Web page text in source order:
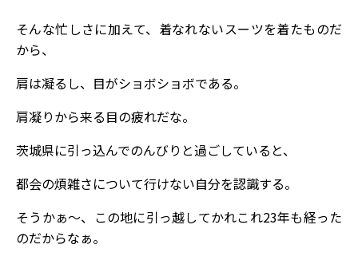
そんな忙しさに加えて、着なれないスーツを着たものだ
から、
肩は凝るし、目がショボショボである。
肩凝りから来る目の疲れだな。
茨城県に引っ込んでのんびりと過ごしていると、
都会の煩雑さについて行けない自分を認識する。
そうかぁ～、この地に引っ越してかれこれ23年も経った
のだからなぁ。